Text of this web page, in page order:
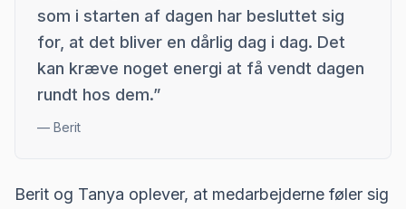
som i starten af dagen har besluttet sig
for, at det bliver en dårlig dag i dag. Det
kan kræve noget energi at få vendt dagen
rundt hos dem.”
— Berit
Berit og Tanya oplever, at medarbejderne føler sig